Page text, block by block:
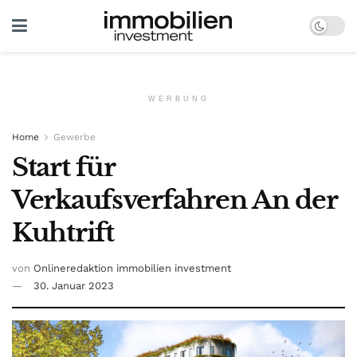
WERBUNG
Home Gewerbe
Start für
Verkaufsverfahren An der
Kuhtrift
von Onlineredaktion immobilien investment
30. Januar 2023